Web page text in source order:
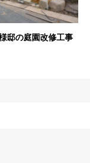
邸の庭園改修工事